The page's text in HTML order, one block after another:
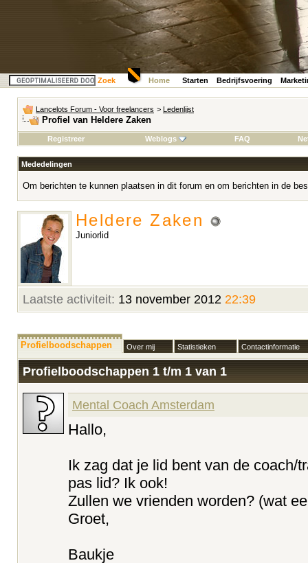
Zoek Home Starten Bedrijfsvoering
Lancelots Forum - Voor freelancers > Ledenlijst
Profiel van Heldere Zaken
Registreer Weblogs FAQ
Mededelingen
Om berichten te kunnen plaatsen in dit forum en om berichten in de
Heldere Zaken
Juniorlid
Laatste activiteit: 13 november 2012 22:39
Profielboodschappen Over mij Statistieken Contactinformatie
Profielboodschappen 1 t/m 1 van 1
Mental Coach Amsterdam
Hallo,
Ik zag dat je lid bent van de coach/
pas lid? Ik ook!
Zullen we vrienden worden? (wat
Groet,
Baukje